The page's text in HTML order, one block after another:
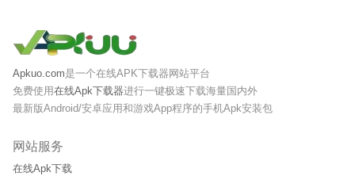
Apkuo.com是一个在线APK下载器网站平台
免费使用在线Apk下载器进行一键极速下载海量国内外
最新版Android/安卓应用和游戏App程序的手机Apk安装包
网站服务
在线Apk下载